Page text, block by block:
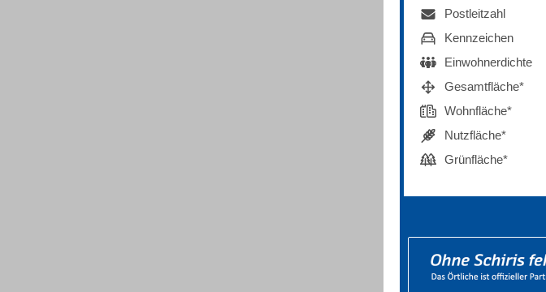
Postleitzahl
Kennzeichen
Einwohnerdichte
Gesamtfläche*
Wohnfläche*
Nutzfläche*
Grünfläche*